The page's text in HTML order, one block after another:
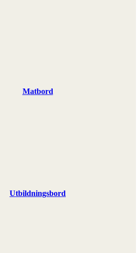
Matbord
Utbildningsbord